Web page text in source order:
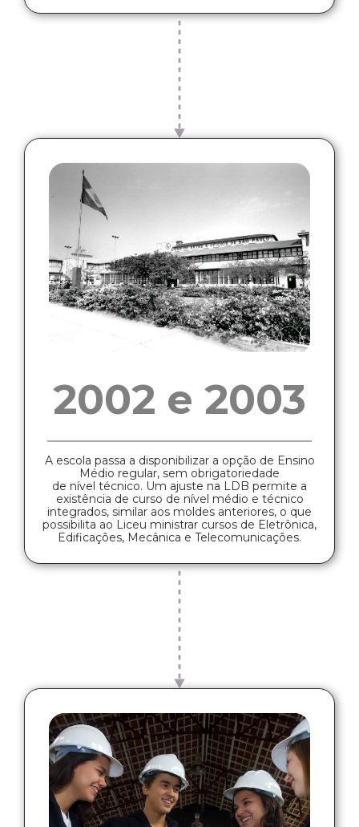
2002 e 2003
A escola passa a disponibilizar a opção de Ensino
Médio regular, sem obrigatoriedade
de nível técnico. Um ajuste na LDB permite a
existência de curso de nível médio e técnico
integrados, similar aos moldes anteriores, o que
possibilita ao Liceu ministrar cursos de Eletrônica,
Edificações, Mecânica e Telecomunicações.